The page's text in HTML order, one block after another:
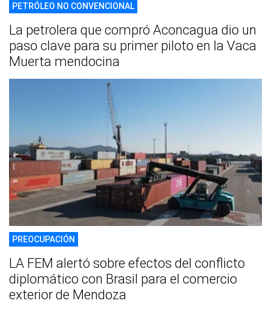
PETRÓLEO NO CONVENCIONAL
La petrolera que compró Aconcagua dio un
paso clave para su primer piloto en la Vaca
Muerta mendocina
PREOCUPACIÓN
LA FEM alertó sobre efectos del conflicto
diplomático con Brasil para el comercio
exterior de Mendoza